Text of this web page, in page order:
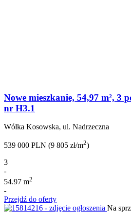
Nowe mieszkanie, 54,97 m², 3
nr H3.1
Wólka Kosowska, ul. Nadrzeczna
539 000 PLN (9 805 zł/m2)
3
-
54.97 m2
-
Przejdź do oferty
Na